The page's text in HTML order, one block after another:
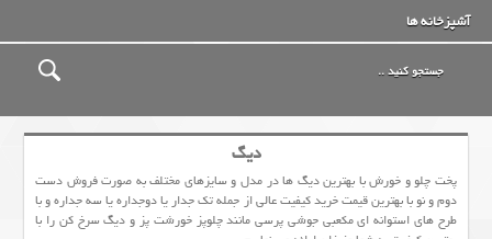
آشپزخانه ها
دیگ
پخت چلو و خورش با بهترین دیگ ها در مدل و سایزهای مختلف به صورت فروش دست
دوم و نو با بهترین قیمت خرید کیفیت عالی از جمله تک جدار یا دوجداره یا سه جداره و با
طرح های استوانه ای مکعبی جوشی پرسی مانند چلوپز خورشت پز و دیگ سرخ کن را با